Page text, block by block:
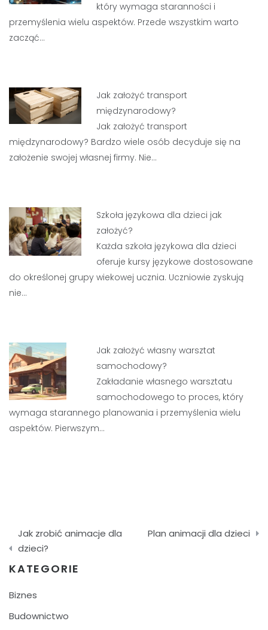
który wymaga staranności i
przemyślenia wielu aspektów. Przede wszystkim warto
zacząć…
Jak założyć transport
międzynarodowy?
Jak założyć transport
międzynarodowy? Bardzo wiele osób decyduje się na
założenie swojej własnej firmy. Nie…
Szkoła językowa dla dzieci jak
założyć?
Każda szkoła językowa dla dzieci
oferuje kursy językowe dostosowane
do określonej grupy wiekowej ucznia. Uczniowie zyskują
nie…
Jak założyć własny warsztat
samochodowy?
Zakładanie własnego warsztatu
samochodowego to proces, który
wymaga starannego planowania i przemyślenia wielu
aspektów. Pierwszym…
Nawigacja
wpisu
Jak zrobić animacje dla
dzieci?
Plan animacji dla dzieci
KATEGORIE
Biznes
Budownictwo